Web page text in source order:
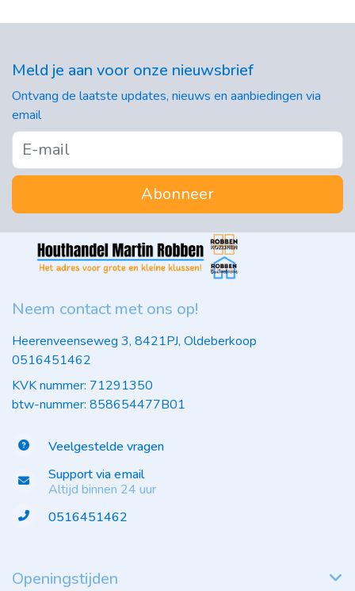
Meld je aan voor onze nieuwsbrief
Ontvang de laatste updates, nieuws en aanbiedingen via
email
Abonneer
Neem contact met ons op!
Heerenveenseweg 3, 8421PJ, Oldeberkoop
0516451462
KVK nummer: 71291350
btw-nummer: 858654477B01
Veelgestelde vragen
Support via email
Altijd binnen 24 uur
0516451462
Openingstijden